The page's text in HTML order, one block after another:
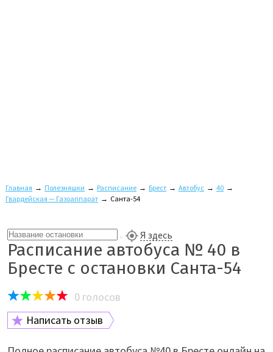
Главная → Полезняшки → Расписание → Брест → Автобус → 40 →
Гвардейская — Газоаппарат → Санта-54
Я здесь
Расписание автобуса № 40 в
Бресте с остановки Санта-54
0 голосов
Написать отзыв